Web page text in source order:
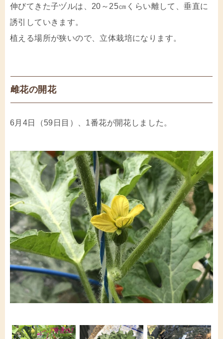
伸びてきた子ヅルは、20～25㎝くらい離して、垂直に
誘引していきます。
植える場所が狭いので、立体栽培になります。
雌花の開花
6月4日（59日目）、1番花が開花しました。